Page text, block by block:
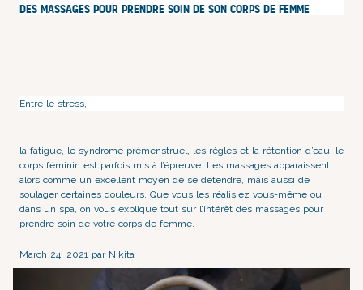
Des massages pour prendre soin de son corps de femme
Entre le stress,
la fatigue, le syndrome prémenstruel, les règles et la rétention d’eau, le
corps féminin est parfois mis à l’épreuve. Les massages apparaissent
alors comme un excellent moyen de se détendre, mais aussi de
soulager certaines douleurs. Que vous les réalisiez vous-même ou
dans un spa, on vous explique tout sur l’intérêt des massages pour
prendre soin de votre corps de femme.
March 24, 2021 par Nikita